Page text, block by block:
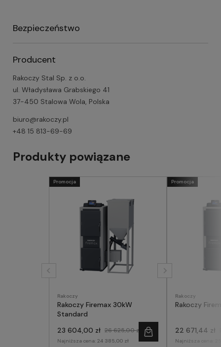
Bezpieczeństwo
Producent
Rakoczy Stal Sp. z o.o.
ul. Władysława Grabskiego 41
37-450 Stalowa Wola, Polska
biuro@rakoczy.pl
+48 15 813-69-69
Produkty powiązane
Rakoczy
Rakoczy Firemax 30kW
Standard
23 604,00 zł 26 625,00 zł
Najniższa cena: 24 385,00 zł
Promocja
Rakoczy
Rakoczy
22 671,44 zł
Najniższa cena:
Promocja